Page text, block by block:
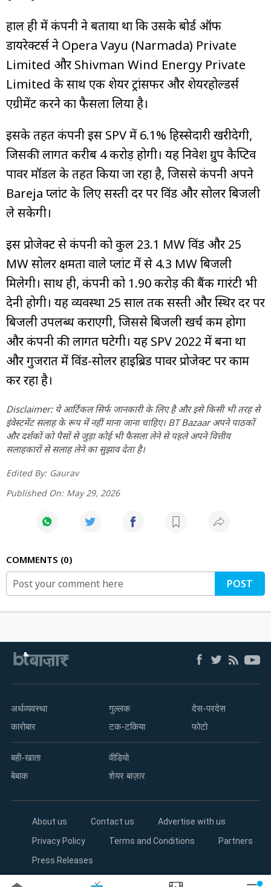
हाल ही में कंपनी ने बताया था कि उसके बोर्ड ऑफ
डायरेक्टर्स ने Opera Vayu (Narmada) Private
Limited और Shivman Wind Energy Private
Limited के साथ एक शेयर ट्रांसफर और शेयरहोल्डर्स
एग्रीमेंट करने का फैसला लिया है।
इसके तहत कंपनी इस SPV में 6.1% हिस्सेदारी खरीदेगी,
जिसकी लागत करीब ₹4 करोड़ होगी। यह निवेश ग्रुप कैप्टिव
पावर मॉडल के तहत किया जा रहा है, जिससे कंपनी अपने
Bareja प्लांट के लिए सस्ती दर पर विंड और सोलर बिजली
ले सकेगी।
इस प्रोजेक्ट से कंपनी को कुल 23.1 MW विंड और 25
MW सोलर क्षमता वाले प्लांट में से 4.3 MW बिजली
मिलेगी। साथ ही, कंपनी को ₹1.90 करोड़ की बैंक गारंटी भी
देनी होगी। यह व्यवस्था 25 साल तक सस्ती और स्थिर दर पर
बिजली उपलब्ध कराएगी, जिससे बिजली खर्च कम होगा
और कंपनी की लागत घटेगी। यह SPV 2022 में बना था
और गुजरात में विंड-सोलर हाइब्रिड पावर प्रोजेक्ट पर काम
कर रहा है।
Disclaimer: ये आर्टिकल सिर्फ जानकारी के लिए है और इसे किसी भी तरह से
इंवेस्टमेंट सलाह के रूप में नहीं माना जाना चाहिए। BT Bazaar अपने पाठकों
और दर्शकों को पैसों से जुड़ा कोई भी फैसला लेने से पहले अपने वित्तीय
सलाहकारों से सलाह लेने का सुझाव देता है।
Edited By: Gaurav
Published On: May 29, 2026
COMMENTS 0
POST
अर्थव्यवस्था
कारोबार
गुल्लक
टक-टकिया
देस-परदेस
फोटो
बही-खाता
बेबाक
वीडियो
शेयर बाज़ार
About us Contact us
Advertise with us
Privacy Policy
Terms and Conditions
Partners
Press Releases